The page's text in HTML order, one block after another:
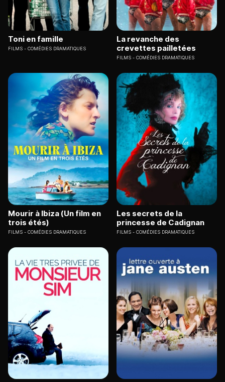
Toni en famille
FILMS COMÉDIES DRAMATIQUES
La revanche des
crevettes pailletées
FILMS COMÉDIES DRAMATIQUES
Mourir à Ibiza (Un film en
trois étés)
FILMS COMÉDIES DRAMATIQUES
Les secrets de la
princesse de Cadignan
FILMS COMÉDIES DRAMATIQUES